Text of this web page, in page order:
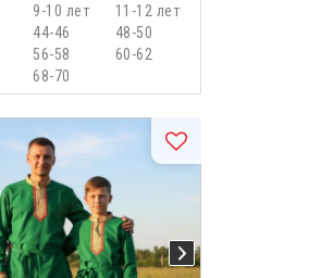
9-10 лет
11-12 лет
44-46
48-50
56-58
60-62
68-70